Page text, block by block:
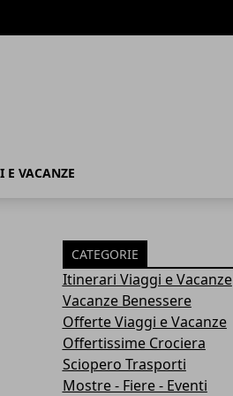
E VACANZE
CATEGORIE
Itinerari Viaggi e Vacanze
Vacanze Benessere
Offerte Viaggi e Vacanze
Offertissime Crociera
Sciopero Trasporti
Mostre - Fiere - Eventi